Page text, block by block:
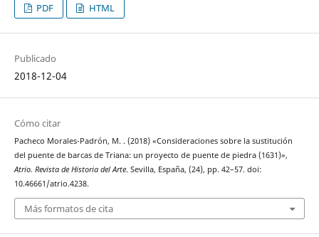
PDF HTML
Publicado
2018-12-04
Cómo citar
Pacheco Morales-Padrón, M. . (2018) «Consideraciones sobre la sustitución
del puente de barcas de Triana: un proyecto de puente de piedra (1631)»,
Atrio. Revista de Historia del Arte. Sevilla, España, (24), pp. 42–57. doi:
10.46661/atrio.4238.
Más formatos de cita